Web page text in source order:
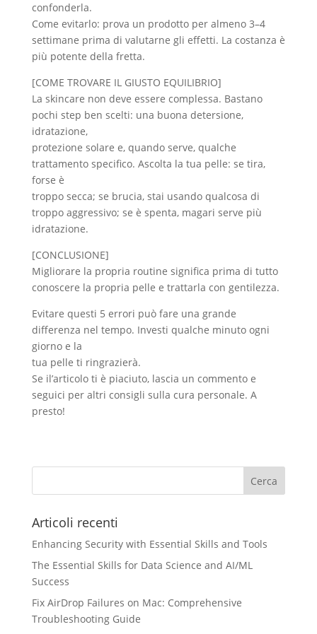
confonderla.
Come evitarlo: prova un prodotto per almeno 3–4
settimane prima di valutarne gli effetti. La costanza è
più potente della fretta.
[COME TROVARE IL GIUSTO EQUILIBRIO]
La skincare non deve essere complessa. Bastano
pochi step ben scelti: una buona detersione,
idratazione,
protezione solare e, quando serve, qualche
trattamento specifico. Ascolta la tua pelle: se tira,
forse è
troppo secca; se brucia, stai usando qualcosa di
troppo aggressivo; se è spenta, magari serve più
idratazione.
[CONCLUSIONE]
Migliorare la propria routine significa prima di tutto
conoscere la propria pelle e trattarla con gentilezza.
Evitare questi 5 errori può fare una grande
differenza nel tempo. Investi qualche minuto ogni
giorno e la
tua pelle ti ringrazierà.
Se il’articolo ti è piaciuto, lascia un commento e
seguici per altri consigli sulla cura personale. A
presto!
Articoli recenti
Enhancing Security with Essential Skills and Tools
The Essential Skills for Data Science and AI/ML
Success
Fix AirDrop Failures on Mac: Comprehensive
Troubleshooting Guide